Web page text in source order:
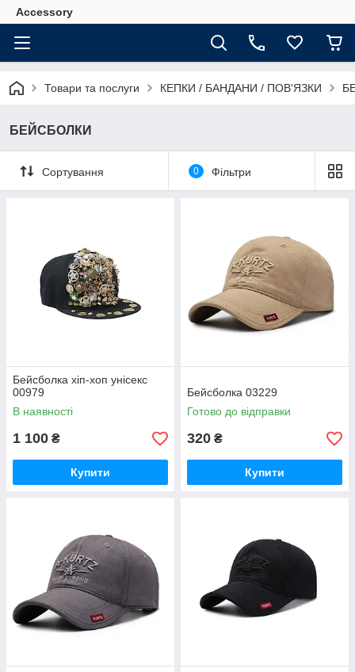
Accessory
Товари та послуги КЕПКИ / БАНДАНИ / ПОВ'ЯЗКИ
БЕЙСБОЛКИ
Сортування 0 Фільтри
Бейсболка хіп-хоп унісекс
00979
В наявності
1 100 ₴
Купити
Бейсболка 03229
Готово до відправки
320 ₴
Купити